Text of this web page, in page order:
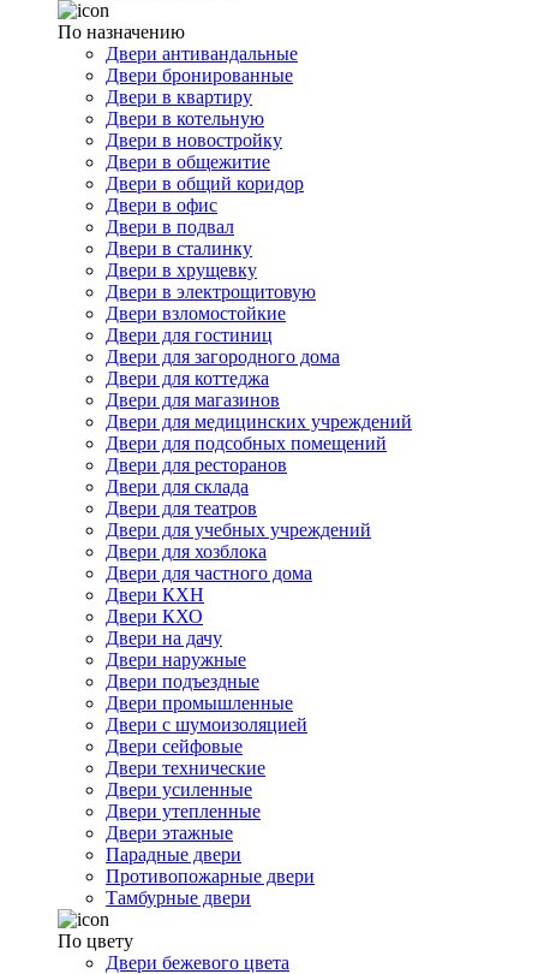
По назначению
Двери антивандальные
Двери бронированные
Двери в квартиру
Двери в котельную
Двери в новостройку
Двери в общежитие
Двери в общий коридор
Двери в офис
Двери в подвал
Двери в сталинку
Двери в хрущевку
Двери в электрощитовую
Двери взломостойкие
Двери для гостиниц
Двери для загородного дома
Двери для коттеджа
Двери для магазинов
Двери для медицинских учреждений
Двери для подсобных помещений
Двери для ресторанов
Двери для склада
Двери для театров
Двери для учебных учреждений
Двери для хозблока
Двери для частного дома
Двери КХН
Двери КХО
Двери на дачу
Двери наружные
Двери подъездные
Двери промышленные
Двери с шумоизоляцией
Двери сейфовые
Двери технические
Двери усиленные
Двери утепленные
Двери этажные
Парадные двери
Противопожарные двери
Тамбурные двери
По цвету
Двери бежевого цвета